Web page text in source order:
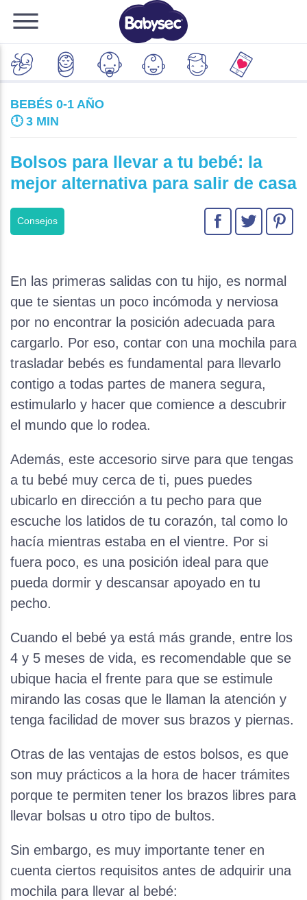
BEBÉS 0-1 AÑO
🕛 3 MIN
Bolsos para llevar a tu bebé: la
mejor alternativa para salir de casa
Consejos
En las primeras salidas con tu hijo, es normal
que te sientas un poco incómoda y nerviosa
por no encontrar la posición adecuada para
cargarlo. Por eso, contar con una mochila para
trasladar bebés es fundamental para llevarlo
contigo a todas partes de manera segura,
estimularlo y hacer que comience a descubrir
el mundo que lo rodea.
Además, este accesorio sirve para que tengas
a tu bebé muy cerca de ti, pues puedes
ubicarlo en dirección a tu pecho para que
escuche los latidos de tu corazón, tal como lo
hacía mientras estaba en el vientre. Por si
fuera poco, es una posición ideal para que
pueda dormir y descansar apoyado en tu
pecho.
Cuando el bebé ya está más grande, entre los
4 y 5 meses de vida, es recomendable que se
ubique hacia el frente para que se estimule
mirando las cosas que le llaman la atención y
tenga facilidad de mover sus brazos y piernas.
Otras de las ventajas de estos bolsos, es que
son muy prácticos a la hora de hacer trámites
porque te permiten tener los brazos libres para
llevar bolsas u otro tipo de bultos.
Sin embargo, es muy importante tener en
cuenta ciertos requisitos antes de adquirir una
mochila para llevar al bebé: